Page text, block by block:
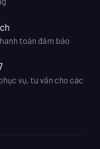
toán đảm bảo
vụ, tư vấn cho các